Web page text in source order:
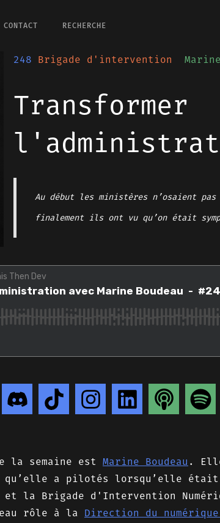
CONTACT RECHERCHE
248 Brigade d'intervention
Transformer
Au début les ministères n’osaient
finalement ils ont vu qu’on était
la semaine est Marine Boudeau .
a pilotés lorsqu’elle était
et la Brigade d'Intervention
rôle à la Direction du